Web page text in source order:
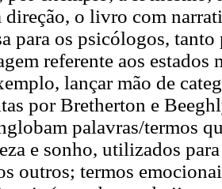
direção, o livro com
para os psicólogos,
referente aos estados
lançar mão de
por Bretherton e
palavras/termos
e sonho, utilizados
outros; termos